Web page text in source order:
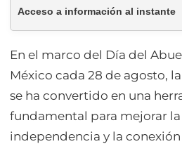
Acceso a información al instante
En el marco del Día del
México cada 28 de agosto,
se ha convertido en una
fundamental para mejorar
independencia y la